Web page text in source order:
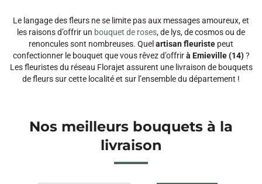
Le langage des fleurs ne se limite pas aux messages amoureux, et
les raisons d’offrir un bouquet de roses, de lys, de cosmos ou de
renoncules sont nombreuses. Quel artisan fleuriste peut
confectionner le bouquet que vous rêvez d’offrirà Emieville (14)?
Les fleuristes du réseau Florajet assurent une livraison de bouquets
de fleurs sur cette localité et sur l’ensemble du département !
Nos meilleurs bouquets à la
livraison